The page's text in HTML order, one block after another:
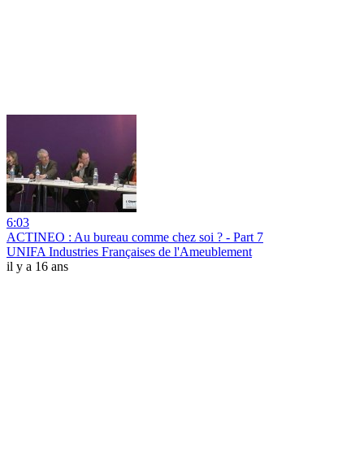
6:03
ACTINEO : Au bureau comme chez soi ? - Part 7
UNIFA Industries Françaises de l'Ameublement
il y a 16 ans